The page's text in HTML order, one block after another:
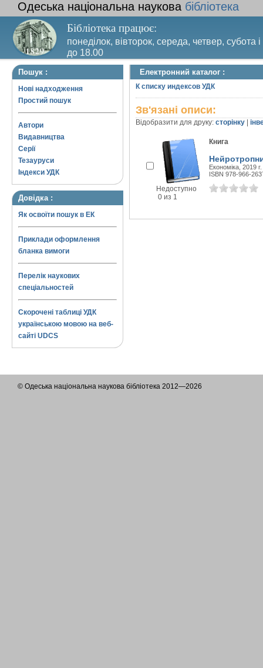
Одеська національна наукова бібліотека
Бібліотека працює:
понеділок, вівторок, середа, четвер, субота
до 18.00
Вихідний день – п’ятниця. Останній четвер
Пошук :
Нові надходження
Простий пошук
Автори
Видавництва
Серії
Тезауруси
Індекси УДК
Довідка :
Як освоїти пошук в ЕК
Приклади оформлення
бланка вимоги
Перелік наукових
спеціальностей
Скорочені таблиці УДК
українською мовою на веб-
сайті UDCS
Електронний каталог :
К списку индексов УДК
Зв'язані описи:
Відобразити для друку: сторінку
Недоступно
0 из 1
Книга
Економіка, 2019 г.
ISBN 978-966-
© Одеська національна наукова бібліотека 2012—2026